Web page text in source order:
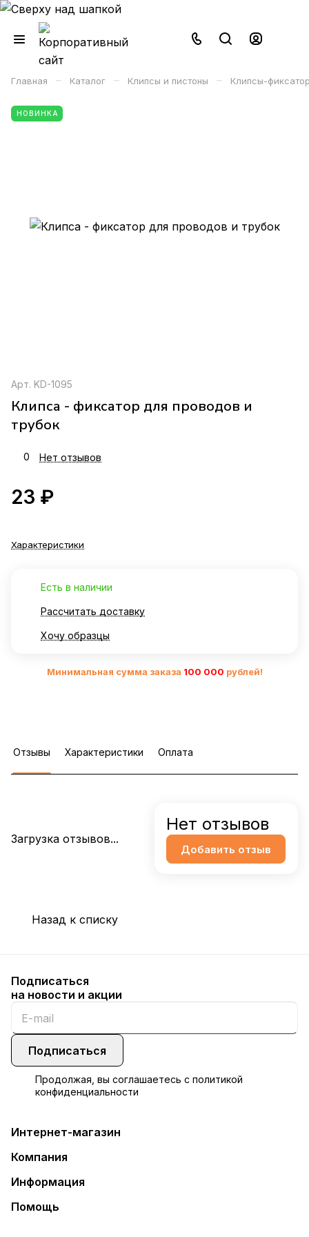
Главная – Каталог – Клипсы и пистоны – Клипсы-
НОВИНКА
Арт. KD-1095
Клипса - фиксатор для проводов и
трубок
0 Нет отзывов
23 ₽
Характеристики
Есть в наличии
Рассчитать доставку
Хочу образцы
Минимальная сумма заказа 100 000 рублей!
Отзывы Характеристики Оплата
Загрузка отзывов...
Нет отзывов
Добавить отзыв
Назад к списку
Подписаться
на новости и акции
Подписаться
Продолжая, вы соглашаетесь с политикой
конфиденциальности
Интернет-магазин
Компания
Информация
Помощь